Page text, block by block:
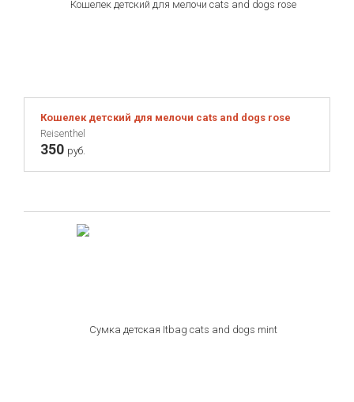
Кошелек детский для мелочи cats and dogs rose
Reisenthel
350 руб.